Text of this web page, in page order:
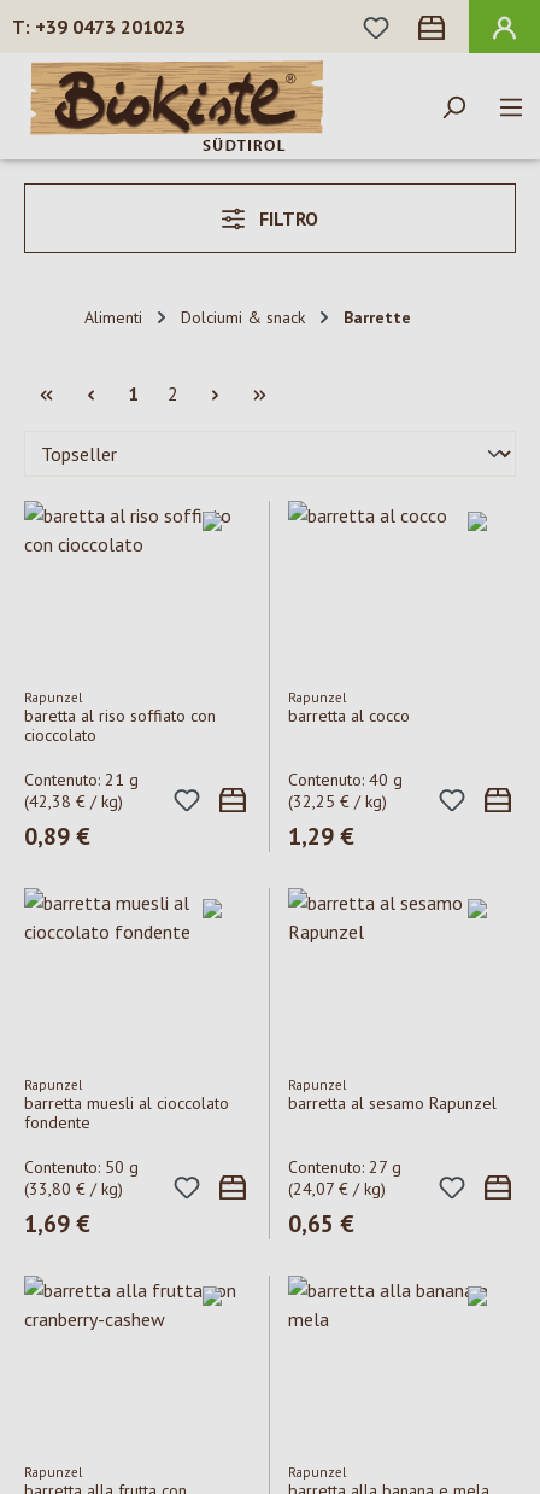
Passa al contenuto principale
+39 0473 201023
HAI 0 ARTICOLI
FILTRO
Alimenti Dolciumi & snack Barrette
Pagina
1 Pagina
2
Rapunzel
baretta al riso soffiato con
cioccolato
Contenuto: 21 g
(42,38 € / kg)
Prezzo normale:
0,89 €
Rapunzel
barretta al cocco
Contenuto: 40 g
(32,25 € / kg)
Prezzo normale:
1,29 €
Rapunzel
barretta muesli al cioccolato
fondente
Contenuto: 50 g
(33,80 € / kg)
Prezzo normale:
1,69 €
Rapunzel
barretta al sesamo Rapunzel
Contenuto: 27 g
(24,07 € / kg)
Prezzo normale:
0,65 €
Rapunzel Rapunzel